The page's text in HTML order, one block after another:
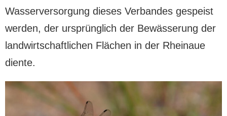
Wasserversorgung dieses Verbandes gespeist
werden, der ursprünglich der Bewässerung der
landwirtschaftlichen Flächen in der Rheinaue
diente.